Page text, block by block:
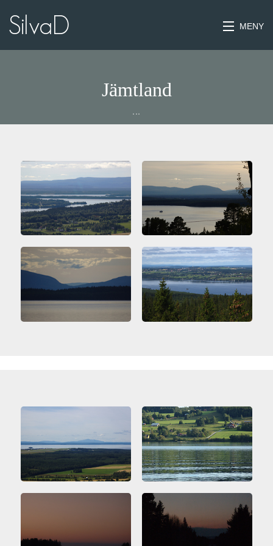
MENY
LANDSKAP
LAPPLAND
MAKROBILDER
STRUKTURER
MURAR-STENAR
MARK OCH VÄGGAR
VATTEN-SAND
VÄXTER
Jämtland
...